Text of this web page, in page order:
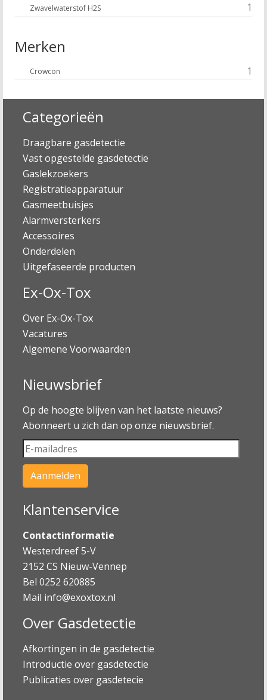
Zwavelwaterstof H2S 1
Merken
Crowcon 1
Categorieën
Draagbare gasdetectie
Vast opgestelde gasdetectie
Gaslekzoekers
Registratieapparatuur
Gasmeetbuisjes
Alarmversterkers
Accessoires
Onderdelen
Uitgefaseerde producten
Ex-Ox-Tox
Over Ex-Ox-Tox
Vacatures
Algemene Voorwaarden
Nieuwsbrief
Op de hoogte blijven van het laatste nieuws?
Abonneert u zich dan op onze nieuwsbrief.
Klantenservice
Contactinformatie
Westerdreef 5-V
2152 CS Nieuw-Vennep
Bel 0252 620885
Mail info@exoxtox.nl
Over Gasdetectie
Afkortingen in de gasdetectie
Introductie over gasdetectie
Publicaties over gasdetecie